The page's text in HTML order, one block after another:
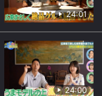
24:01
24:00